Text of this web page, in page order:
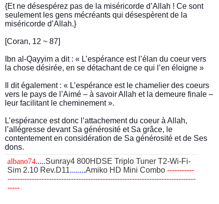
{Et ne désespérez pas de la miséricorde d’Allah ! Ce sont
seulement les gens mécréants qui désespèrent de la
miséricorde d’Allah.}
[Coran, 12 ~ 87]
Ibn al-Qayyim a dit : « L’espérance est l’élan du coeur vers
la chose désirée, en se détachant de ce qui l’en éloigne »
Il dit également : « L’espérance est le chamelier des coeurs
vers le pays de l’Aimé – à savoir Allah et la demeure finale –
leur facilitant le cheminement ».
L’espérance est donc l’attachement du coeur à Allah,
l’allégresse devant Sa générosité et Sa grâce, le
contentement en considération de Sa générosité et de Ses
dons.
albano74.....Sunray4 800HDSE Triplo Tuner T2-Wi-Fi-
Sim 2.10 Rev.D11........Amiko HD Mini Combo ​-----------
-----------------------------------------------------------------------------
-----